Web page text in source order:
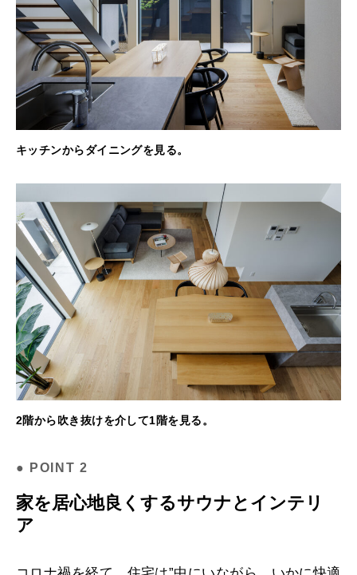
キッチンからダイニングを見る。
2階から吹き抜けを介して1階を見る。
家を居心地良くするサウナとインテリ
ア